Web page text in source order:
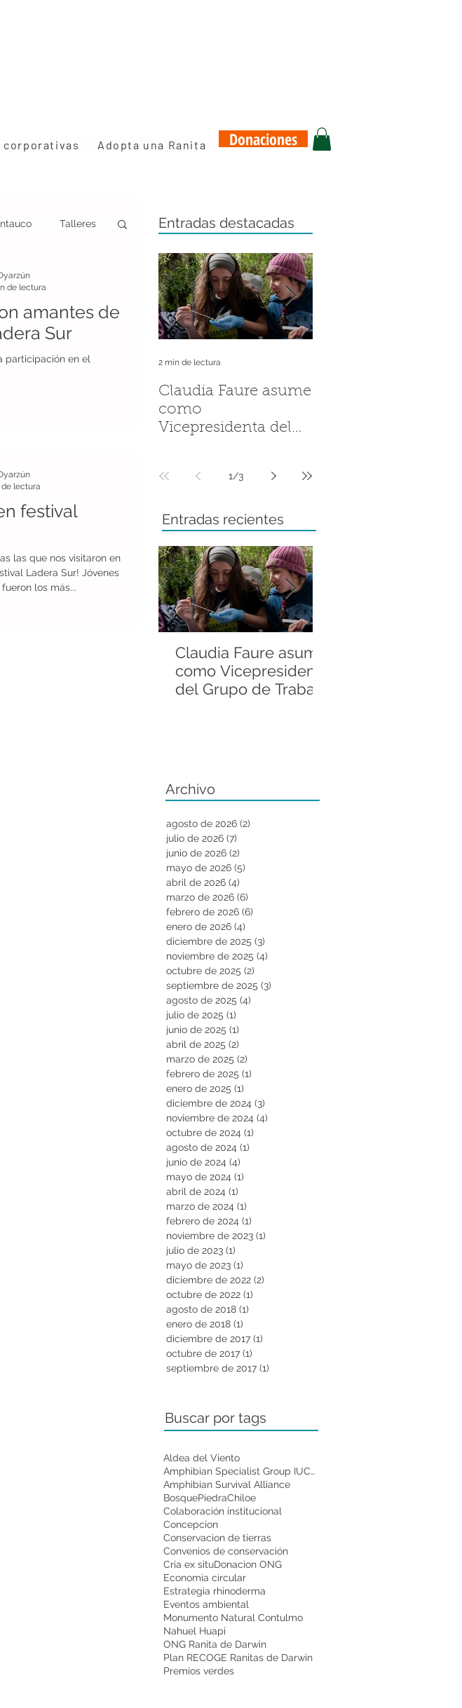
corporativas Adopta una Ranita Donaciones
Talleres
Congresos
amantes de
Sur
participación en el
de lectura
festival
las que nos visitaron en
Ladera Sur! Jóvenes
los más...
de lectura
Entradas destacadas
Claudia Faure asume
como
Vicepresidenta del
de Especialistas en
2 min de lectura
1/3
Entradas recientes
Claudia Faure asume
como Vicepresidenta
del Grupo de Trabajo
Archivo
agosto de 2026 (2)
julio de 2026 (7)
junio de 2026 (2)
mayo de 2026 (5)
abril de 2026 (4)
marzo de 2026 (6)
febrero de 2026 (6)
enero de 2026 (4)
diciembre de 2025 (3)
noviembre de 2025 (4)
octubre de 2025 (2)
septiembre de 2025 (3)
agosto de 2025 (4)
julio de 2025 (1)
junio de 2025 (1)
abril de 2025 (2)
marzo de 2025 (2)
febrero de 2025 (1)
enero de 2025 (1)
diciembre de 2024 (3)
noviembre de 2024 (4)
octubre de 2024 (1)
agosto de 2024 (1)
junio de 2024 (4)
mayo de 2024 (1)
abril de 2024 (1)
marzo de 2024 (1)
febrero de 2024 (1)
noviembre de 2023 (1)
julio de 2023 (1)
mayo de 2023 (1)
diciembre de 2022 (2)
octubre de 2022 (1)
agosto de 2018 (1)
enero de 2018 (1)
diciembre de 2017 (1)
octubre de 2017 (1)
septiembre de 2017 (1)
Buscar por tags
Aldea del Viento
Amphibian Specialist Group IUCN
Amphibian Survival Alliance
BosquePiedraChiloe
Colaboración institucional
Concepcion
Conservacion de tierras
Convenios de conservación
Cria ex situDonacion ONG
Economia circular
Estrategia rhinoderma
Eventos ambiental
Monumento Natural Contulmo
Nahuel Huapi
ONG Ranita de Darwin
Plan RECOGE Ranitas de Darwin
Premios verdes